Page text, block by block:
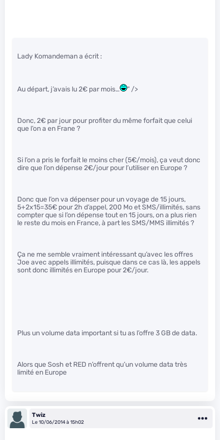
Lady Komandeman a écrit :
Au départ, j’avais lu 2€ par mois… " />
Donc, 2€ par jour pour profiter du même forfait que celui
que l’on a en Frane ?
Si l’on a pris le forfait le moins cher (5€/mois), ça veut donc
dire que l’on dépense 2€/jour pour l’utiliser en Europe ?
Donc que l’on va dépenser pour un voyage de 15 jours,
5+2x15=35€ pour 2h d’appel, 200 Mo et SMS/illimités, sans
compter que si l’on dépense tout en 15 jours, on a plus rien
le reste du mois en France, à part les SMS/MMS illimités ?
Ça ne me semble vraiment intéressant qu’avec les offres
Joe avec appels illimités, puisque dans ce cas là, les appels
sont donc illimités en Europe pour 2€/jour.
Plus un volume data important si tu as l’offre 3 GB de data.
Alors que Sosh et RED n’offrent qu’un volume data très
limité en Europe
Twiz
Le 10/06/2014 à 15h02